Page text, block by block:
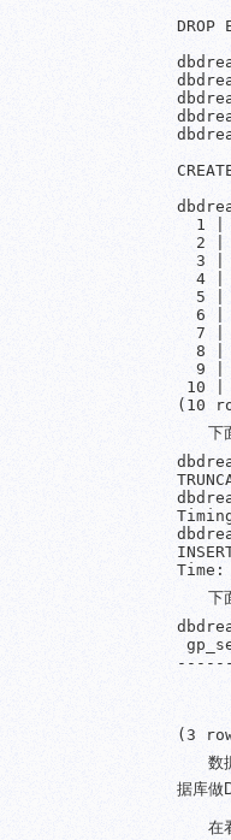
DROP
1 |
2 |
3 |
4 |
5 |
6 |
7 |
8 |
9 |
10 |
下
下
数
据库做
在